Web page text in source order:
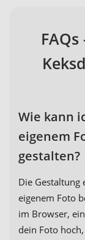
Wie kann
eigenem
gestalten?
Die Gestaltung
eigenem Foto
im Browser,
dein Foto